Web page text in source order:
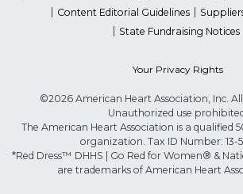
Content Editorial Guidelines
State Fundraising Notices
Your Privacy Rights
©2026 American Heart Association, Inc. All
Unauthorized use prohibited.
The American Heart Association is a qualified
organization. Tax ID Number: 13-
*Red Dress™ DHHS | Go Red for Women® &
are trademarks of American Heart